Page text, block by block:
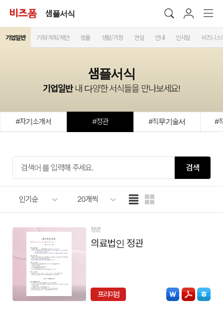
샘플서식
기업일반 기획/계획/제안 법률 생활/가정 연설 안내 인사말 비즈니스
샘플서식
기업일반내 다양한 서식들을 만나보세요!
#자기소개서 #정관 #직무기술서 #
검색
인기순 20개씩
정관
의료법인 정관
프리미엄